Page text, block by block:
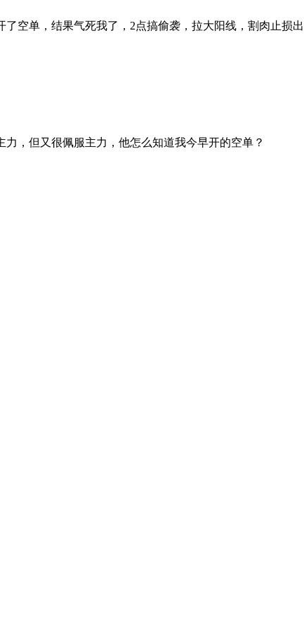
空单，结果气死我了，2点搞偷袭，拉大阳线，割肉止损
，但又很佩服主力，他怎么知道我今早开的空单？